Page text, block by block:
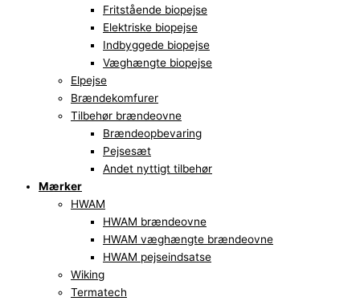
Fritstående biopejse
Elektriske biopejse
Indbyggede biopejse
Væghængte biopejse
Elpejse
Brændekomfurer
Tilbehør brændeovne
Brændeopbevaring
Pejsesæt
Andet nyttigt tilbehør
Mærker
HWAM
HWAM brændeovne
HWAM væghængte brændeovne
HWAM pejseindsatse
Wiking
Termatech